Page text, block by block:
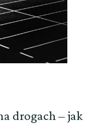
drogach – jak